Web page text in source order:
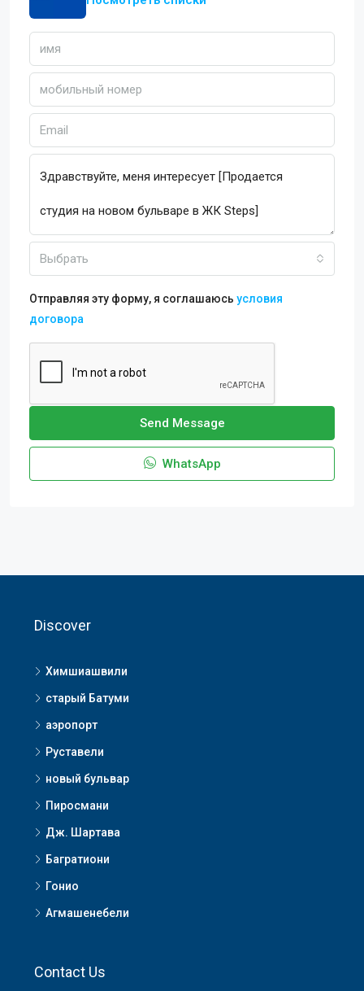
Выбрать
Отправляя эту форму, я соглашаюсь условия
договора
Send Message
WhatsApp
Discover
Химшиашвили
старый Батуми
аэропорт
Руставели
новый бульвар
Пиросмани
Дж. Шартава
Багратиони
Гонио
Агмашенебели
Contact Us